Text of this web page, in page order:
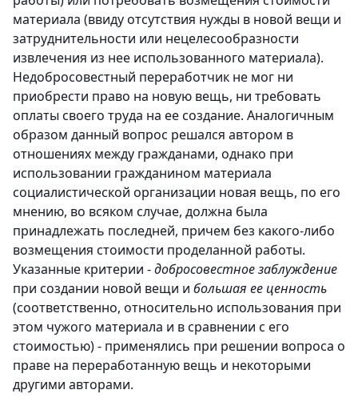
материала (ввиду отсутствия нужды в новой вещи и
затруднительности или нецелесообразности
извлечения из нее использованного материала).
Недобросовестный переработчик не мог ни
приобрести право на новую вещь, ни требовать
оплаты своего труда на ее создание. Аналогичным
образом данный вопрос решался автором в
отношениях между гражданами, однако при
использовании гражданином материала
социалистической организации новая вещь, по его
мнению, во всяком случае, должна была
принадлежать последней, причем без какого-либо
возмещения стоимости проделанной работы.
Указанные критерии -добросовестное заблуждение
при создании новой вещи и большая ее ценность
(соответственно, относительно использования при
этом чужого материала и в сравнении с его
стоимостью) - применялись при решении вопроса о
праве на переработанную вещь и некоторыми
другими авторами.